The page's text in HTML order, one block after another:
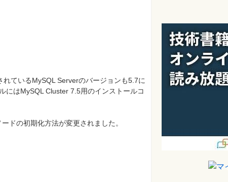
ているMySQL Serverのバージョンも5.7に
にはMySQL Cluster 7.5用のインストールコ
ドの初期化方法が変更されました。